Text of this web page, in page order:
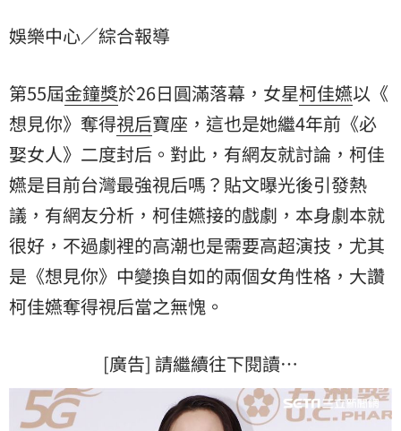
娛樂中心／綜合報導
第55屆金鐘獎於26日圓滿落幕，女星柯佳嬿以《
想見你》奪得視后寶座，這也是她繼4年前《必
娶女人》二度封后。對此，有網友就討論，柯佳
嬿是目前台灣最強視后嗎？貼文曝光後引發熱
議，有網友分析，柯佳嬿接的戲劇，本身劇本就
很好，不過劇裡的高潮也是需要高超演技，尤其
是《想見你》中變換自如的兩個女角性格，大讚
柯佳嬿奪得視后當之無愧。
[廣告] 請繼續往下閱讀…